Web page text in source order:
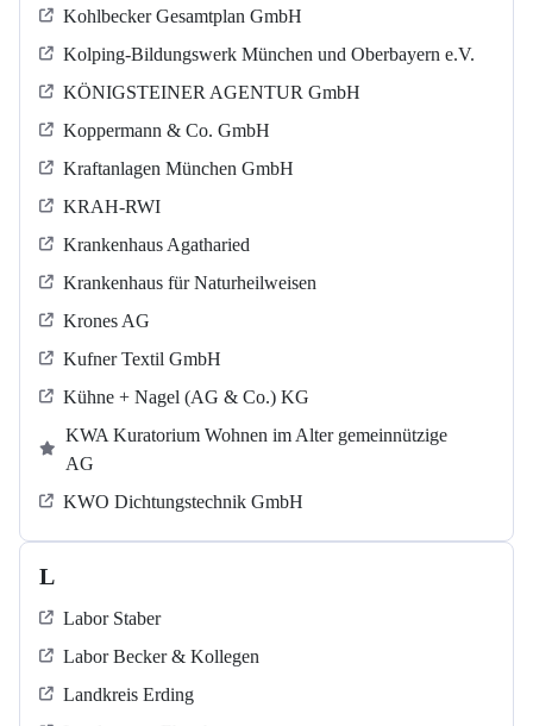
Kohlbecker Gesamtplan GmbH
Kolping-Bildungswerk München und Oberbayern e.V.
KÖNIGSTEINER AGENTUR GmbH
Koppermann & Co. GmbH
Kraftanlagen München GmbH
KRAH-RWI
Krankenhaus Agatharied
Krankenhaus für Naturheilweisen
Krones AG
Kufner Textil GmbH
Kühne + Nagel (AG & Co.) KG
KWA Kuratorium Wohnen im Alter gemeinnützige
AG
KWO Dichtungstechnik GmbH
L
Labor Staber
Labor Becker & Kollegen
Landkreis Erding